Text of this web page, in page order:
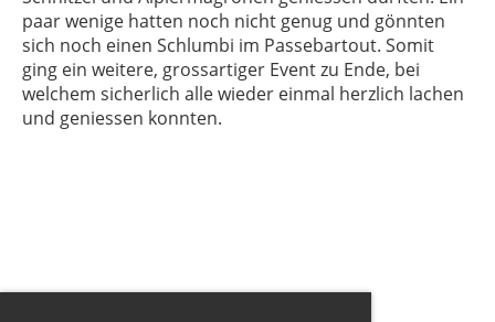
paar wenige hatten noch nicht genug und gönnten
sich noch einen Schlumbi im Passebartout. Somit
ging ein weitere, grossartiger Event zu Ende, bei
welchem sicherlich alle wieder einmal herzlich lachen
und geniessen konnten.